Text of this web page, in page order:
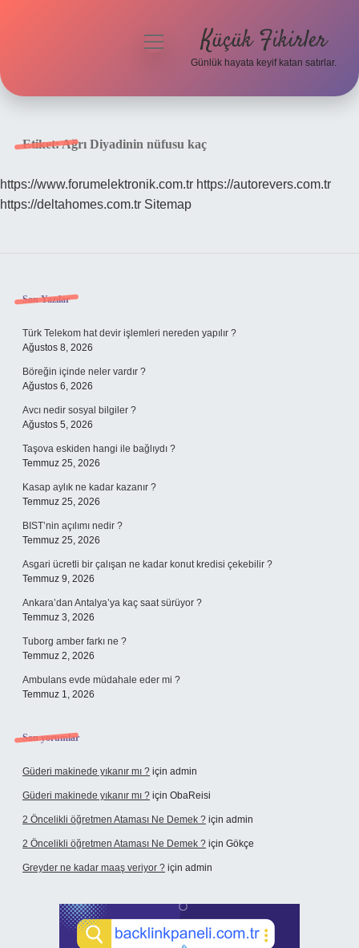
Hakkımızda
menüyü
Küçük Fikirler
Günlük hayata keyif katan satırlar.
Etiket:Ağrı Diyadinin nüfusu kaç
https://www.forumelektronik.com.tr https://autorevers.com.tr
https://deltahomes.com.tr Sitemap
Sidebar
Son Yazılar
Türk Telekom hat devir işlemleri nereden yapılır ?
Ağustos 8, 2026
Böreğin içinde neler vardır ?
Ağustos 6, 2026
Avcı nedir sosyal bilgiler ?
Ağustos 5, 2026
Taşova eskiden hangi ile bağlıydı ?
Temmuz 25, 2026
Kasap aylık ne kadar kazanır ?
Temmuz 25, 2026
BIST’nin açılımı nedir ?
Temmuz 25, 2026
Asgari ücretli bir çalışan ne kadar konut kredisi çekebilir ?
Temmuz 9, 2026
Ankara’dan Antalya’ya kaç saat sürüyor ?
Temmuz 3, 2026
Tuborg amber farkı ne ?
Temmuz 2, 2026
Ambulans evde müdahale eder mi ?
Temmuz 1, 2026
Son yorumlar
Güderi makinede yıkanır mı ? için admin
Güderi makinede yıkanır mı ? için ObaReisi
2 Öncelikli öğretmen Ataması Ne Demek ? için admin
2 Öncelikli öğretmen Ataması Ne Demek ? için Gökçe
Greyder ne kadar maaş veriyor ? için admin